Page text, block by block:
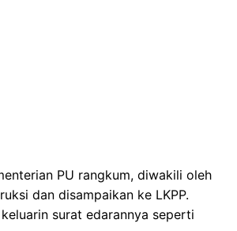
PU rangkum, diwakili oleh
dan disampaikan ke LKPP.
surat edarannya seperti